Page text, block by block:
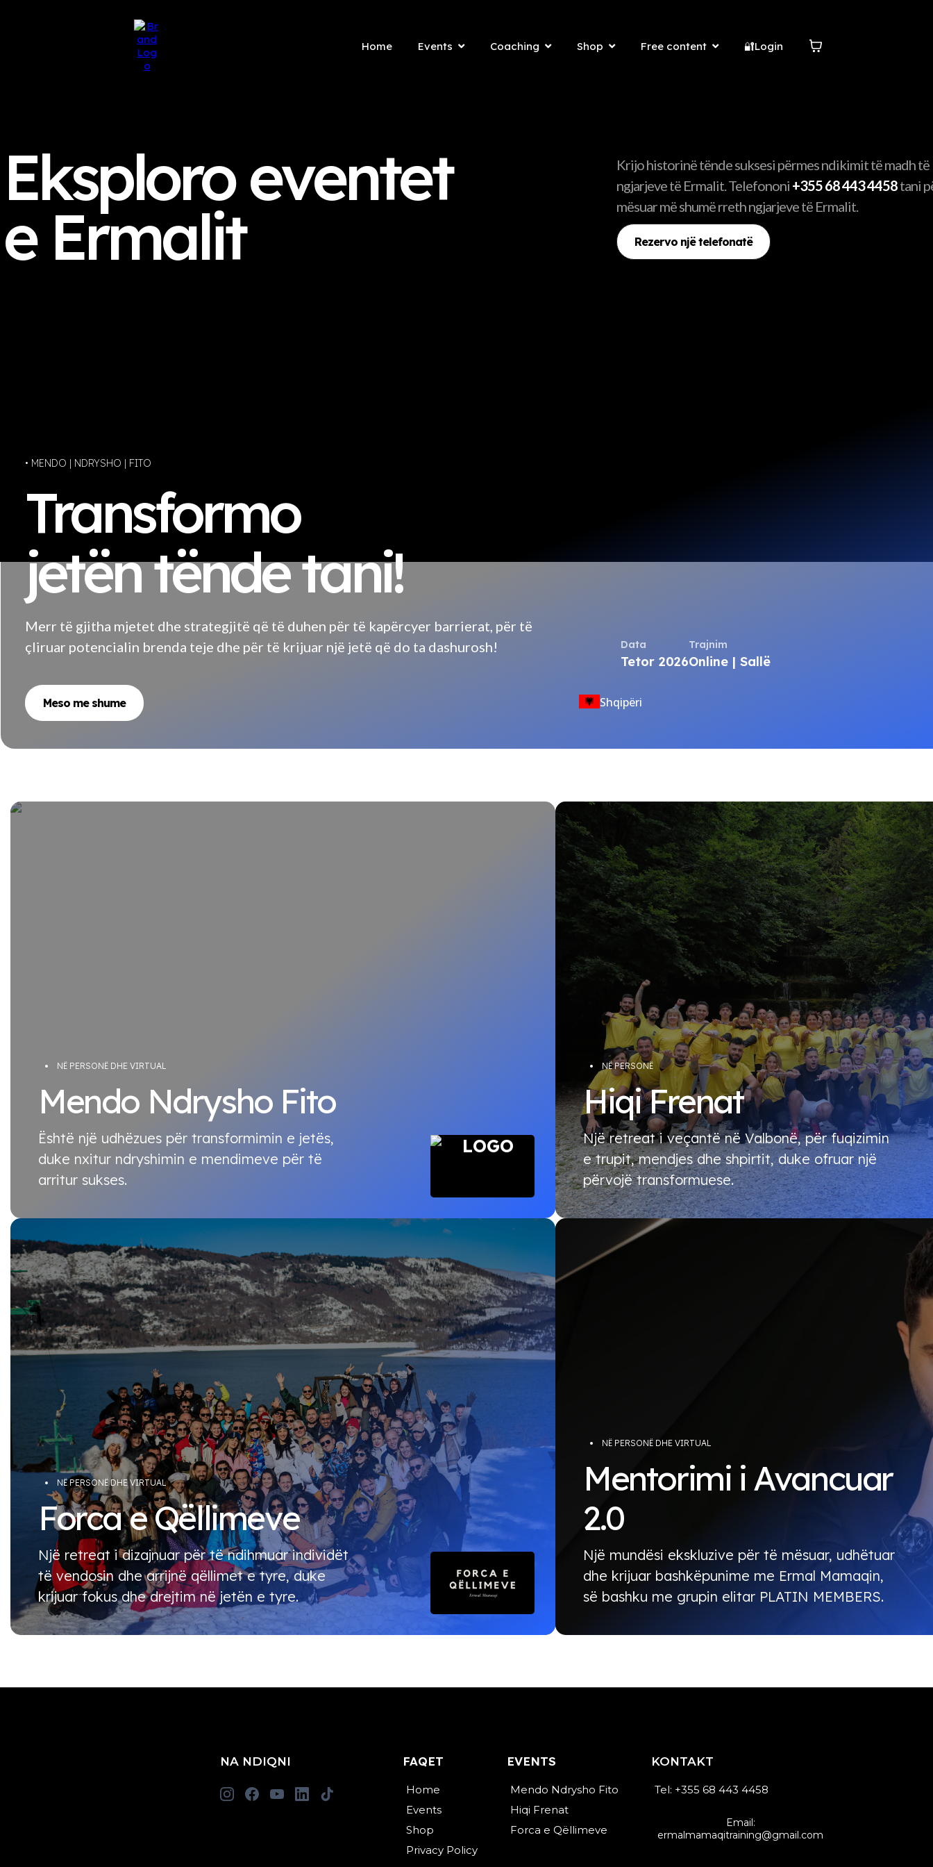
Home Events Coaching Shop Free content 🔐Login
Eksploro eventet
e Ermalit
Krijo historinë tënde suksesi përmes ndikimit të madh të
ngjarjeve të Ermalit. Telefononi +355 68 443 4458tani
mësuar më shumë rreth ngjarjeve të Ermalit.
Rezervo një telefonatë
• MENDO | NDRYSHO | FITO
Transformo
jetën tënde tani!
Merr të gjitha mjetet dhe strategjitë që të duhen për të kapërcyer barrierat, për të
çliruar potencialin brenda teje dhe për të krijuar një jetë që do ta dashurosh!
Meso me shume
Data
Tetor 2026
Trajnim
Online | Sallë
Shqipëri
NË PERSONË DHE VIRTUAL
Mendo Ndrysho Fito
Është një udhëzues për transformimin e jetës,
duke nxitur ndryshimin e mendimeve për të
arritur sukses.
NË PERSONË
Hiqi Frenat
Një retreat i veçantë në Valbonë, për fuqizimin
e trupit, mendjes dhe shpirtit, duke ofruar një
përvojë transformuese.
NË PERSONË DHE VIRTUAL
Forca e Qëllimeve
Një retreat i dizajnuar për të ndihmuar individët
të vendosin dhe arrijnë qëllimet e tyre, duke
krijuar fokus dhe drejtim në jetën e tyre.
NË PERSONË DHE VIRTUAL
Mentorimi i Avancuar
2.0
Një mundësi ekskluzive për të mësuar, udhëtuar
dhe krijuar bashkëpunime me Ermal Mamaqin,
së bashku me grupin elitar PLATIN MEMBERS.
NA NDIQNI FAQET
Home
Events
Shop
Privacy Policy
EVENTS
Mendo Ndrysho Fito
Hiqi Frenat
Forca e Qëllimeve
KONTAKT
Tel: +355 68 443 4458
Email:
ermalmamaqitraining@gmail.com